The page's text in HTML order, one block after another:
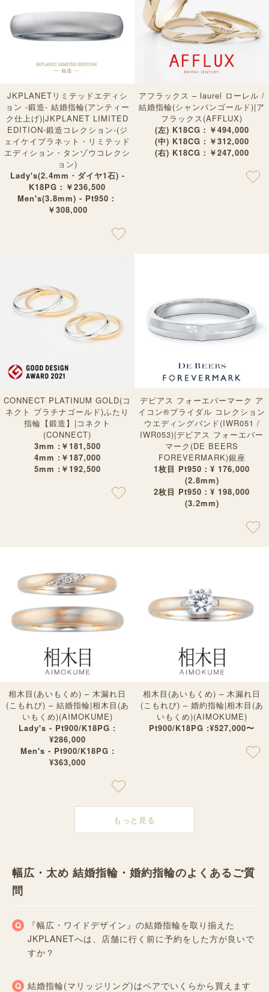
JKPLANETリミテッドエディシ
ョン -鍛造- 結婚指輪(アンティー
ク仕上げ)|JKPLANET LIMITED
EDITION-鍛造コレクション-(ジ
ェイケイプラネット・リミテッド
エディション・タンゾウコレクシ
ョン)
Lady's(2.4mm・ダイヤ1石) -
K18PG：￥236,500
Men's(3.8mm) - Pt950：
￥308,000
アフラックス – laurel ローレル /
結婚指輪(シャンパンゴールド)|ア
フラックス(AFFLUX)
(左) K18CG：￥494,000
(中) K18CG：￥312,000
(右) K18CG：￥247,000
CONNECT PLATINUM GOLD(コ
ネクト プラチナゴールド)ふたり
指輪【鍛造】|コネクト
(CONNECT)
3mm :￥181,500
4mm :￥187,000
5mm :￥192,500
デビアス フォーエバーマーク ア
イコン®︎ブライダル コレクション
ウエディングバンド(IWR051 /
IWR053)|デビアス フォーエバー
マーク(DE BEERS
FOREVERMARK)銀座
1枚目 Pt950：¥ 176,000
(2.8mm)
2枚目 Pt950：¥ 198,000
(3.2mm)
相木目(あいもくめ) – 木漏れ日
(こもれび) – 結婚指輪|相木目(あ
いもくめ)(AIMOKUME)
Lady's - Pt900/K18PG :
¥286,000
Men's - Pt900/K18PG :
¥363,000
相木目(あいもくめ) – 木漏れ日
(こもれび) – 婚約指輪|相木目(あ
いもくめ)(AIMOKUME)
Pt900/K18PG :¥527,000〜
もっと見る
幅広・太め 結婚指輪・婚約指輪のよくあるご質
問
『幅広・ワイドデザイン』の結婚指輪を取り揃えた
JKPLANETへは、店舗に行く前に予約をした方が良いで
すか？
結婚指輪(マリッジリング)はペアでいくらから買えます